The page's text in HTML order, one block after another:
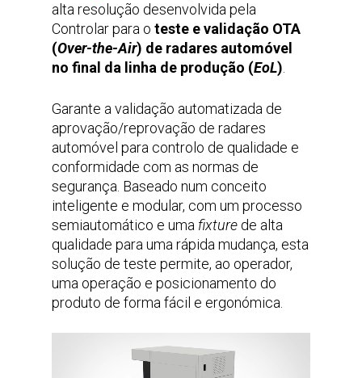
alta resolução desenvolvida pela
Controlar para o teste e validação OTA
(Over-the-Air) de radares automóvel
no final da linha de produção (EoL).
Garante a validação automatizada de
aprovação/reprovação de radares
automóvel para controlo de qualidade e
conformidade com as normas de
segurança. Baseado num conceito
inteligente e modular, com um processo
semiautomático e uma fixture de alta
qualidade para uma rápida mudança, esta
solução de teste permite, ao operador,
uma operação e posicionamento do
produto de forma fácil e ergonómica.